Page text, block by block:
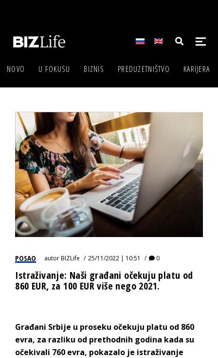
NOVO U FOKUSU BIZNIS PREDUZETNIŠTVO KARIJERA
POSAO autorBIZLife 25/11/2022 | 10:51 0
Istraživanje: Naši građani očekuju platu od
860 EUR, za 100 EUR više nego 2021.
Građani Srbije u proseku očekuju platu od 860
evra, za razliku od prethodnih godina kada su
očekivali 760 evra, pokazalo je istraživanje